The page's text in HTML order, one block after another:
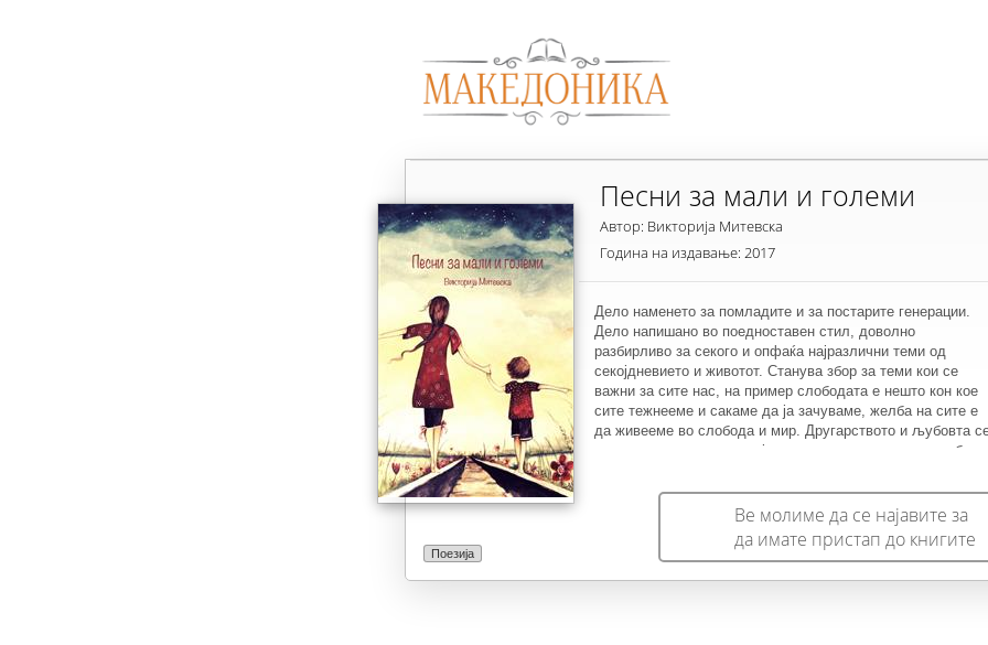
Поезија
Песни за мали и големи
Автор: Викторија Митевска
Година на издавање: 2017
Дело наменето за помладите и за постарите генерации.
Дело напишано во поедноставен стил, доволно
разбирливо за секого и опфаќа најразлични теми од
секојдневието и животот. Станува збор за теми кои се
важни за сите нас, на пример слободата е нешто кон кое
сите тежнееме и сакаме да ја зачуваме, желба на сите е
да живееме во слобода и мир. Другарството и љубовта
присутни во нашето секојдневие, ги чувствуваме длабоко
возвишуваме. Oва дело испраќа една моќна порака за тоа
колку многу треба да се сакаме и да се почитуваме
бидејќи само на тој начин ќе има среќни и исполнети луѓе.
Само тогаш светот ќе биде подобро место за живеење,
Ве молиме да се најавите за
да имате пристап до книгите